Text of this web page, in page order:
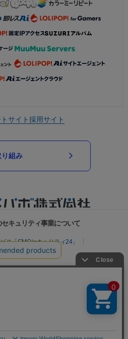
サイト採用サイト
組み
キュリティ事業について
ス「GMOセキュリティ24」
スク診断
）